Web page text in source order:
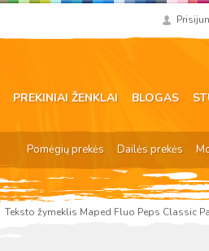
PREKINIAI ŽENKLAI BLOGAS
Pomėgių prekės Dailės prekės
Teksto žymeklis Maped Fluo Peps Classic